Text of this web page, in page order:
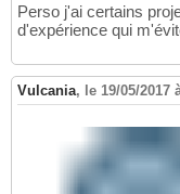
Perso j'ai certains
d'expérience qui
Vulcania, le 19/05/2017